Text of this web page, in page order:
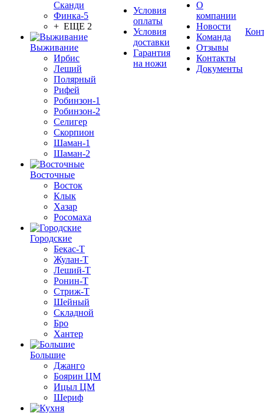
Сканди
Финка-5
+ ЕЩЕ 2
Выживание
Ирбис
Леший
Полярный
Рифей
Робинзон-1
Робинзон-2
Селигер
Скорпион
Шаман-1
Шаман-2
Восточные
Восток
Клык
Хазар
Росомаха
Городские
Бекас-Т
Жулан-Т
Леший-Т
Ронин-Т
Стриж-Т
Шейный
Складной
Бро
Хантер
Большие
Джанго
Боярин ЦМ
Ицыл ЦМ
Шериф
Условия
оплаты
Условия
доставки
Гарантия
на ножи
О
компании
Новости
Команда
Отзывы
Контакты
Документы